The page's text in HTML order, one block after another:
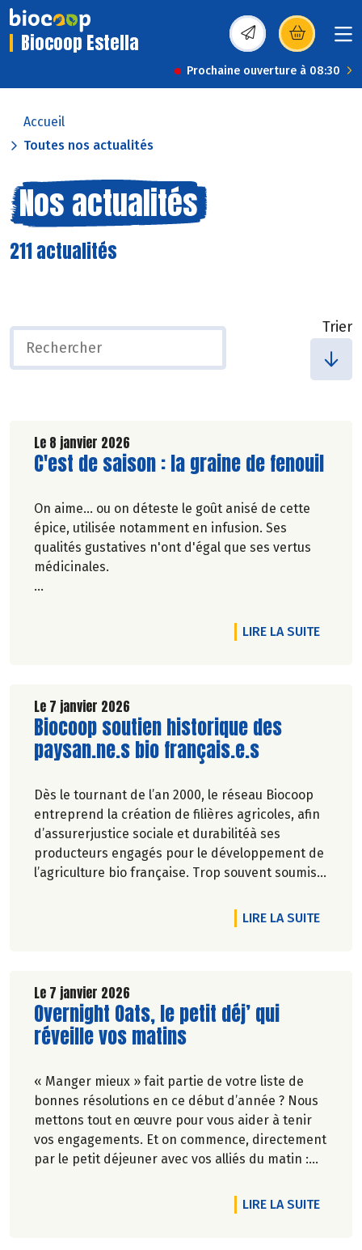
Biocoop Estella (s’ouvre dans une
Prochaine ouverture à 08:30
Accueil
Toutes nos actualités
Nos actualités
211 actualités
Trier
Le 8 janvier 2026
Lire la suite de l'article
C'est de saison : la graine de fenouil
On aime... ou on déteste le goût anisé de cette
épice, utilisée notamment en infusion. Ses
qualités gustatives n'ont d'égal que ses vertus
médicinales.
LIRE LA SUITEDE
Le 7 janvier 2026
Lire la suite de l'article
Biocoop soutien historique des
paysan.ne.s bio français.e.s
Dès le tournant de l’an 2000, le réseau Biocoop
entreprend la création de filières agricoles, afin
d’assurerjustice sociale et durabilitéà ses
producteurs engagés pour le développement de
l’agriculture bio française. Trop souvent soumise
aux crises climatiques,la profession de paysan
est pourtant essentielle pour la souveraineté
LIRE LA SUITEDE
Le 7 janvier 2026
Lire la suite de l'article
Overnight Oats, le petit déj’ qui
réveille vos matins
« Manger mieux » fait partie de votre liste de
bonnes résolutions en ce début d’année ? Nous
mettons tout en œuvre pour vous aider à tenir
vos engagements. Et on commence, directement
par le petit déjeuner avec vos alliés du matin :
LIRE LA SUITEDE